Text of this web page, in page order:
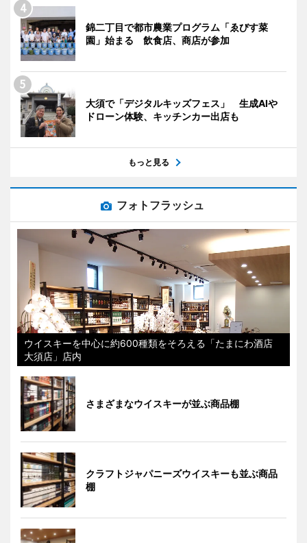
錦二丁目で都市農業プログラム「ゑびす菜
園」始まる 飲食店、商店が参加
大須で「デジタルキッズフェス」 生成AIや
ドローン体験、キッチンカー出店も
もっと見る
フォトフラッシュ
ウイスキーを中心に約600種類をそろえる「たまにわ酒店
大須店」店内
さまざまなウイスキーが並ぶ商品棚
クラフトジャパニーズウイスキーも並ぶ商品
棚